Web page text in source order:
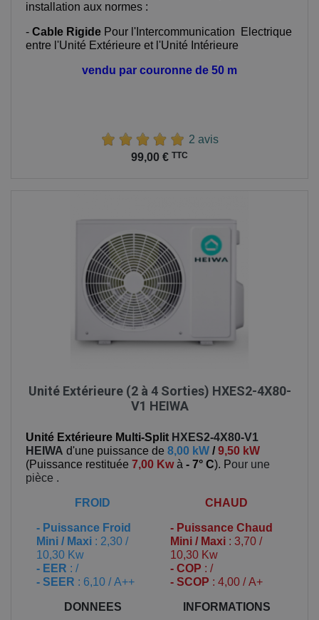
installation aux normes :
- Cable Rigide Pour l'Intercommunication Electrique
entre l'Unité Extérieure et l'Unité Intérieure
vendu par couronne de 50 m
2 avis
99,00 € TTC
Unité Extérieure (2 à 4 Sorties) HXES2-4X80-
V1 HEIWA
Unité Extérieure Multi-Split HXES2-4X80-V1
HEIWA d'une puissance de 8,00 kW /9,50 kW
(Puissance restituée 7,00 Kwà - 7° C). Pour une
pièce .
FROID
- Puissance Froid
Mini / Maxi : 2,30 /
10,30 Kw
- EER : /
- SEER : 6,10 / A++
CHAUD
- Puissance Chaud
Mini / Maxi : 3,70 /
10,30 Kw
- COP : /
- SCOP : 4,00 / A+
DONNEES INFORMATIONS